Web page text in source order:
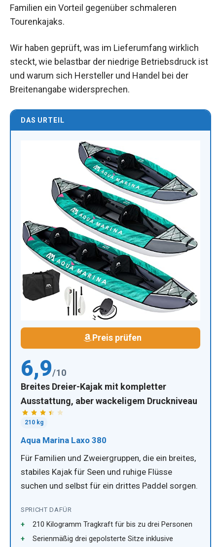
Familien ein Vorteil gegenüber schmaleren
Tourenkajaks.
Wir haben geprüft, was im Lieferumfang wirklich
steckt, wie belastbar der niedrige Betriebsdruck ist
und warum sich Hersteller und Handel bei der
Breitenangabe widersprechen.
DAS URTEIL
Preis prüfen
6,9/10
Breites Dreier-Kajak mit kompletter
Ausstattung, aber wackeligem Druckniveau
210 kg
Aqua Marina Laxo 380
Für Familien und Zweiergruppen, die ein breites,
stabiles Kajak für Seen und ruhige Flüsse
suchen und selbst für ein drittes Paddel sorgen.
SPRICHT DAFÜR
210 Kilogramm Tragkraft für bis zu drei Personen
Serienmäßig drei gepolsterte Sitze inklusive